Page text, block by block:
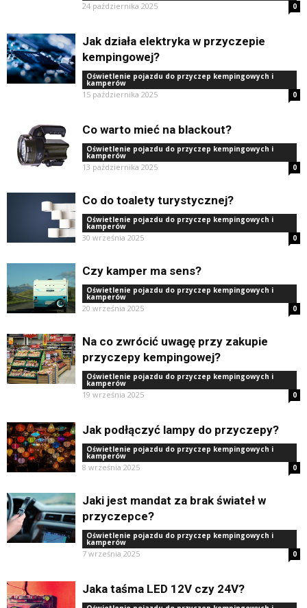
24 października 2025 0
Jak działa elektryka w przyczepie
kempingowej?
Oświetlenie pojazdu do przyczep kempingowych i
kamperów
15 października 2025 0
Co warto mieć na blackout?
Oświetlenie pojazdu do przyczep kempingowych i
kamperów
13 października 2025 0
Co do toalety turystycznej?
Oświetlenie pojazdu do przyczep kempingowych i
kamperów
30 września 2025 0
Czy kamper ma sens?
Oświetlenie pojazdu do przyczep kempingowych i
kamperów
20 września 2025 0
Na co zwrócić uwagę przy zakupie
przyczepy kempingowej?
Oświetlenie pojazdu do przyczep kempingowych i
kamperów
19 września 2025 0
Jak podłączyć lampy do przyczepy?
Oświetlenie pojazdu do przyczep kempingowych i
kamperów
8 września 2025 0
Jaki jest mandat za brak świateł w
przyczepce?
Oświetlenie pojazdu do przyczep kempingowych i
kamperów
7 września 2025 0
Jaka taśma LED 12V czy 24V?